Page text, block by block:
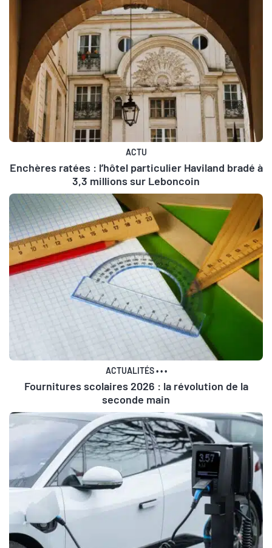
ACTU
Enchères ratées : l’hôtel particulier Haviland bradé à
3,3 millions sur Leboncoin
ACTUALITÉS•••
Fournitures scolaires 2026 : la révolution de la
seconde main